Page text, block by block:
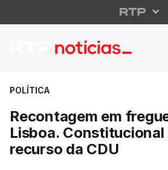
Recontagem
POLÍTICA
Recontagem em
Lisboa.
recurso da CDU